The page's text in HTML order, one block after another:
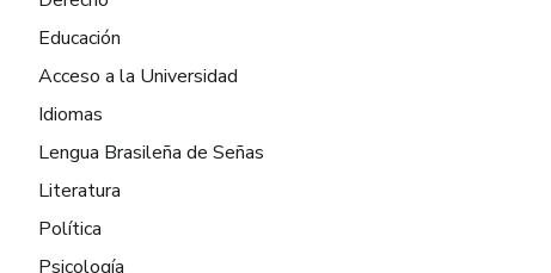
Educación
Acceso a la Universidad
Idiomas
Lengua Brasileña de Señas
Literatura
Política
Psicología